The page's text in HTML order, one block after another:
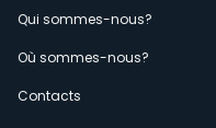
Menù
secondario
Qui sommes-nous?
Où sommes-nous?
Contacts